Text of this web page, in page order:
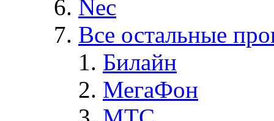
Nec
Все остальные
Билайн
МегаФон